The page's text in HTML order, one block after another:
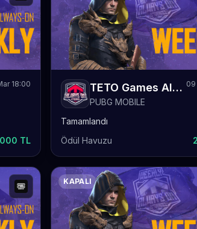
18:00
TL
TETO Games Always-ON PUBG Mobile Weekly 67
PUBG MOBILE
09
Tamamlandı
Ödül Havuzu
KAPALI